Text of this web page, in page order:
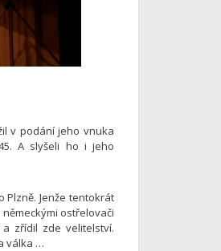
v podání jeho vnuka
A slyšeli ho i jeho
Jenže tentokrát
ostřelovači
zřídil zde velitelství.
válka …